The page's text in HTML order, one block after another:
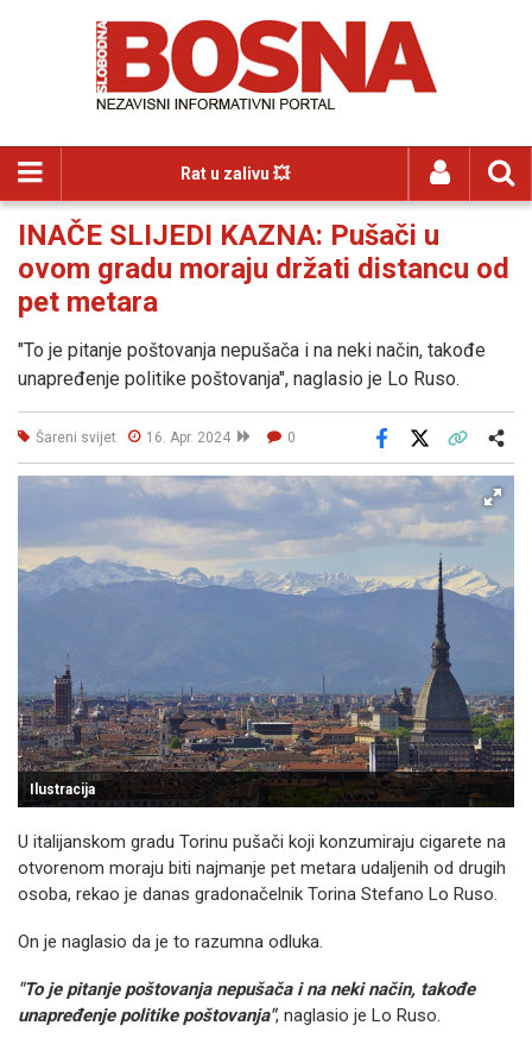
Rat u zalivu 💥
INAČE SLIJEDI KAZNA: Pušači u
ovom gradu moraju držati distancu od
pet metara
"To je pitanje poštovanja nepušača i na neki način, takođe
unapređenje politike poštovanja", naglasio je Lo Ruso.
Šareni svijet 16. Apr. 2024 0
Facebook
Ilustracija
U italijanskom gradu Torinu pušači koji konzumiraju cigarete na
otvorenom moraju biti najmanje pet metara udaljenih od drugih
osoba, rekao je danas gradonačelnik Torina Stefano Lo Ruso.
On je naglasio da je to razumna odluka.
"To je pitanje poštovanja nepušača i na neki način, takođe
unapređenje politike poštovanja", naglasio je Lo Ruso.